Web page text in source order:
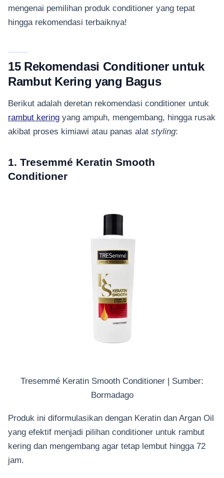
mengenai pemilihan produk conditioner yang tepat
hingga rekomendasi terbaiknya!
15 Rekomendasi Conditioner untuk
Rambut Kering yang Bagus
Berikut adalah deretan rekomendasi conditioner untuk
rambut kering yang ampuh, mengembang, hingga rusak
akibat proses kimiawi atau panas alat styling:
1. Tresemmé Keratin Smooth
Conditioner
Tresemmé Keratin Smooth Conditioner | Sumber:
Bormadago
Produk ini diformulasikan dengan Keratin dan Argan Oil
yang efektif menjadi pilihan conditioner untuk rambut
kering dan mengembang agar tetap lembut hingga 72
jam.